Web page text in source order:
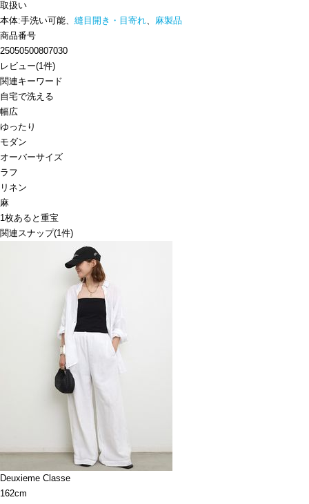
取扱い
本体:手洗い可能、 縫目開き・目寄れ、 麻製品
商品番号
25050500807030
レビュー(1件)
関連キーワード
自宅で洗える
幅広
ゆったり
モダン
オーバーサイズ
ラフ
リネン
麻
1枚あると重宝
関連スナップ(1件)
Deuxieme Classe
162cm